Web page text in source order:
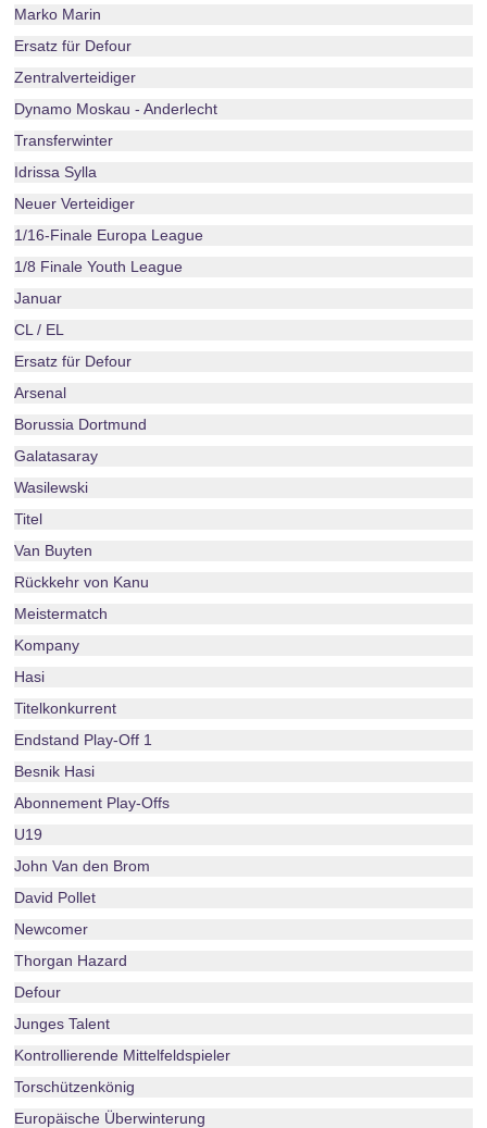
Marko Marin
Ersatz für Defour
Zentralverteidiger
Dynamo Moskau - Anderlecht
Transferwinter
Idrissa Sylla
Neuer Verteidiger
1/16-Finale Europa League
1/8 Finale Youth League
Januar
CL / EL
Ersatz für Defour
Arsenal
Borussia Dortmund
Galatasaray
Wasilewski
Titel
Van Buyten
Rückkehr von Kanu
Meistermatch
Kompany
Hasi
Titelkonkurrent
Endstand Play-Off 1
Besnik Hasi
Abonnement Play-Offs
U19
John Van den Brom
David Pollet
Newcomer
Thorgan Hazard
Defour
Junges Talent
Kontrollierende Mittelfeldspieler
Torschützenkönig
Europäische Überwinterung